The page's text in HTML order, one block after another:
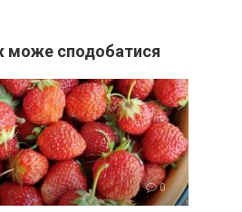
може сподобатися
0